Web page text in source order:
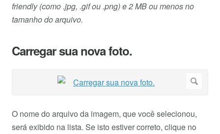
friendly (como .jpg, .gif ou .png) e 2 MB ou menos no
tamanho do arquivo.
Carregar sua nova foto.
O nome do arquivo da imagem, que você selecionou,
será exibido na lista. Se isto estiver correto, clique no